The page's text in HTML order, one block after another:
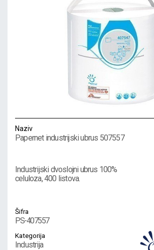
Naziv
Papernet industrijski ubrus 507557
Industrijski dvoslojni ubrus 100%
celuloza, 400 listova.
Šifra
PS-407557
Kategorija
Industrija